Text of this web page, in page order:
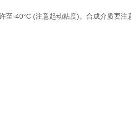
至-40°C (注意起动粘度)。合成介质要注